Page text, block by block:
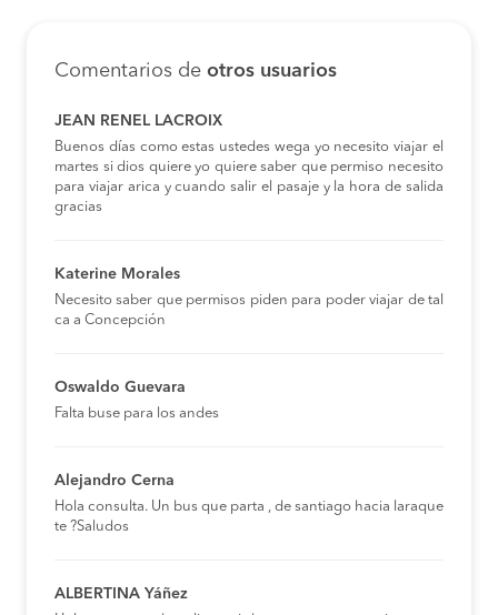
Comentarios de otros usuarios
JEAN RENEL LACROIX
Buenos días como estas ustedes wega yo necesito viajar el
martes si dios quiere yo quiere saber que permiso necesito
para viajar arica y cuando salir el pasaje y la hora de salida
gracias
Katerine Morales
Necesito saber que permisos piden para poder viajar de tal
ca a Concepción
Oswaldo Guevara
Falta buse para los andes
Alejandro Cerna
Hola consulta. Un bus que parta , de santiago hacia laraque
te ?Saludos
ALBERTINA Yáñez